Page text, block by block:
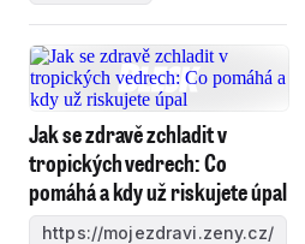
Jak se zdravě zchladit v
tropických vedrech: Co
pomáhá a kdy už riskujete úpal
https://mojezdravi.zeny.cz/